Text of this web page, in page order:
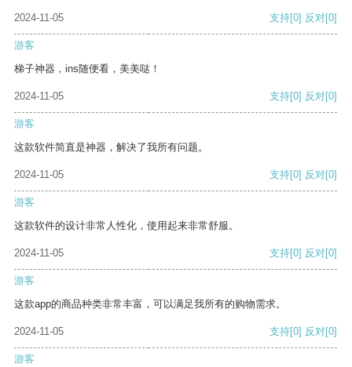
2024-11-05 支持[0] 反对[0]
游客
梯子神器，ins随便看，美美哒！
2024-11-05 支持[0] 反对[0]
游客
这款软件简直是神器，解决了我所有问题。
2024-11-05 支持[0] 反对[0]
游客
这款软件的设计非常人性化，使用起来非常舒服。
2024-11-05 支持[0] 反对[0]
游客
这款app的商品种类非常丰富，可以满足我所有的购物需求。
2024-11-05 支持[0] 反对[0]
游客